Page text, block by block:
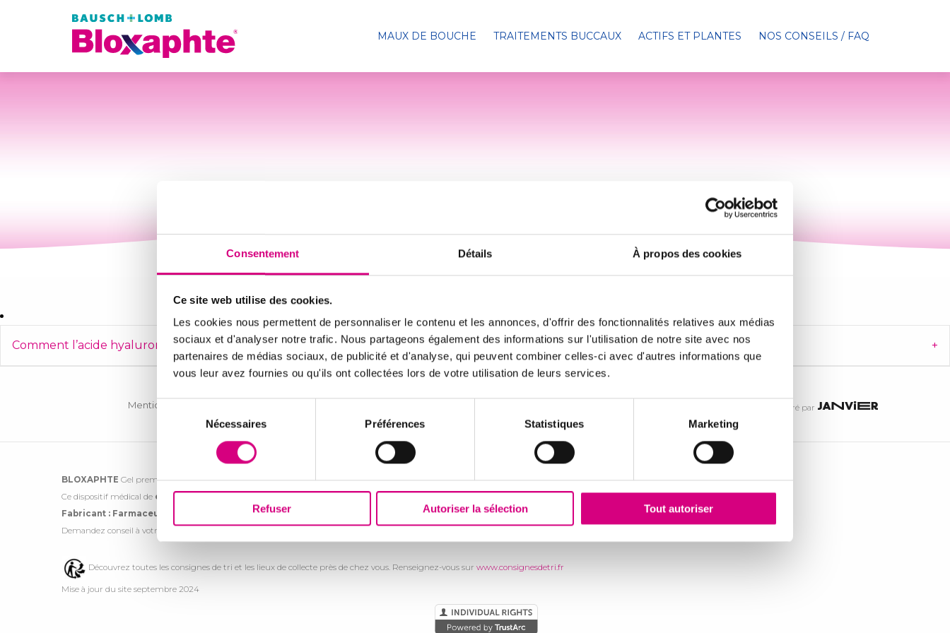
Consentement Détails À propos des cookies
Ce site web utilise des cookies.
Les cookies nous permettent de personnaliser le contenu et les annonces, d'offrir des fonctionnalités relatives aux médias
sociaux et d'analyser notre trafic. Nous partageons également des informations sur l'utilisation de notre site avec nos
partenaires de médias sociaux, de publicité et d'analyse, qui peuvent combiner celles-ci avec d'autres informations que
vous leur avez fournies ou qu'ils ont collectées lors de votre utilisation de leurs services.
Sélection
consentement
Nécessaires Préférences Statistiques Marketing
Refuser Autoriser la sélection Tout autoriser
MAUX DE BOUCHE TRAITEMENTS BUCCAUX ACTIFS ET PLANTES NOS CONSEILS / FAQ
Comment l’acide hyaluronique agit-elle sur l’aphte ?
Mentions légales Administré par
BLOXAPHTE Gel premières dents/poussées dentaires, gel adulte, gel junior, spray adulte et bain de bouche
Ce dispositif médical de classe IIa
est un produit de santé réglementé qui porte à ce titre le marquage CE délivré par l’organisme habilité Kiwa CERMET ITALIA S.p.A. (0476).
Fabricant : Farmaceutici Procemsa S.p.A. - Italie
Demandez conseil à votre pharmacien. Lire attentivement les instructions figurant sur la notice.
Découvrez toutes les consignes de tri et les lieux de collecte près de chez vous. Renseignez-vous sur www.consignesdetri.fr
Mise à jour du site septembre 2024